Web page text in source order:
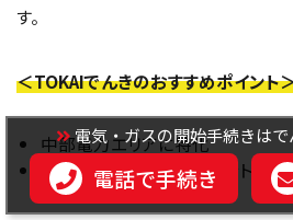
す。
＜TOKAIでんきのおすすめポイント
中部電力エリアに特化
電気料金を支払うとポイントが貰
電気・ガスの開始手続きは
電話で手続き